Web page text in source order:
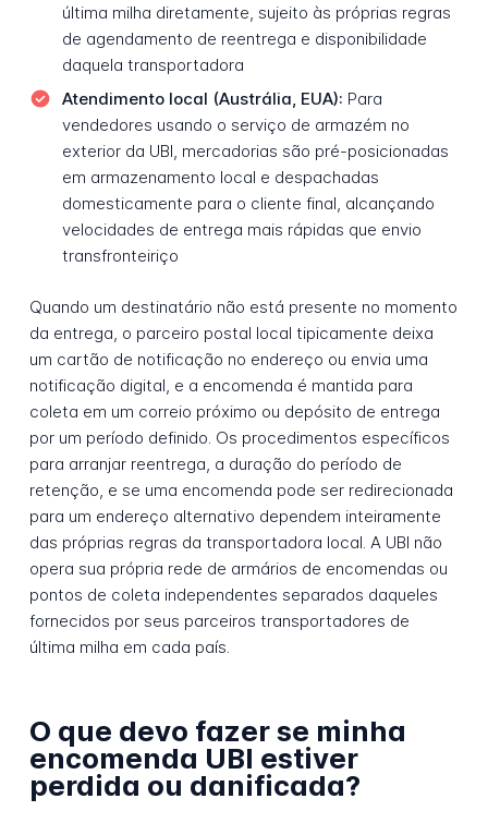
última milha diretamente, sujeito às próprias regras
de agendamento de reentrega e disponibilidade
daquela transportadora
Atendimento local (Austrália, EUA): Para
vendedores usando o serviço de armazém no
exterior da UBI, mercadorias são pré-posicionadas
em armazenamento local e despachadas
domesticamente para o cliente final, alcançando
velocidades de entrega mais rápidas que envio
transfronteiriço
Quando um destinatário não está presente no momento
da entrega, o parceiro postal local tipicamente deixa
um cartão de notificação no endereço ou envia uma
notificação digital, e a encomenda é mantida para
coleta em um correio próximo ou depósito de entrega
por um período definido. Os procedimentos específicos
para arranjar reentrega, a duração do período de
retenção, e se uma encomenda pode ser redirecionada
para um endereço alternativo dependem inteiramente
das próprias regras da transportadora local. A UBI não
opera sua própria rede de armários de encomendas ou
pontos de coleta independentes separados daqueles
fornecidos por seus parceiros transportadores de
última milha em cada país.
O que devo fazer se minha
encomenda UBI estiver
perdida ou danificada?